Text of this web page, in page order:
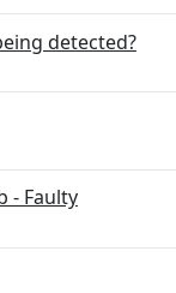
detected?
- Faulty